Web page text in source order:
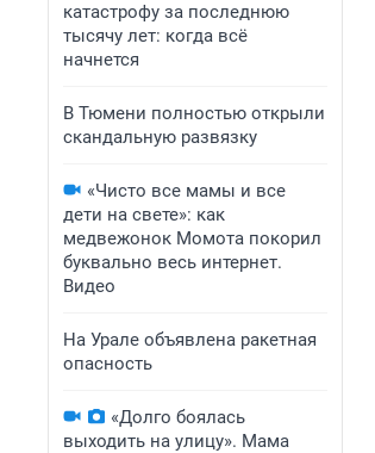
катастрофу за последнюю
тысячу лет: когда всё
начнется
В Тюмени полностью открыли
скандальную развязку
«Чисто все мамы и все
дети на свете»: как
медвежонок Момота покорил
буквально весь интернет.
Видео
На Урале объявлена ракетная
опасность
«Долго боялась
выходить на улицу». Мама